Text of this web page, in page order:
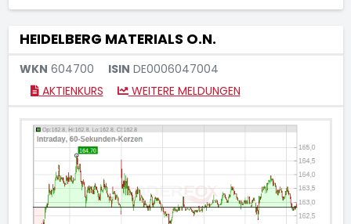
HEIDELBERG MATERIALS O.N.
WKN 604700 ISIN DE0006047004
AKTIENKURS
WEITERE MELDUNGEN